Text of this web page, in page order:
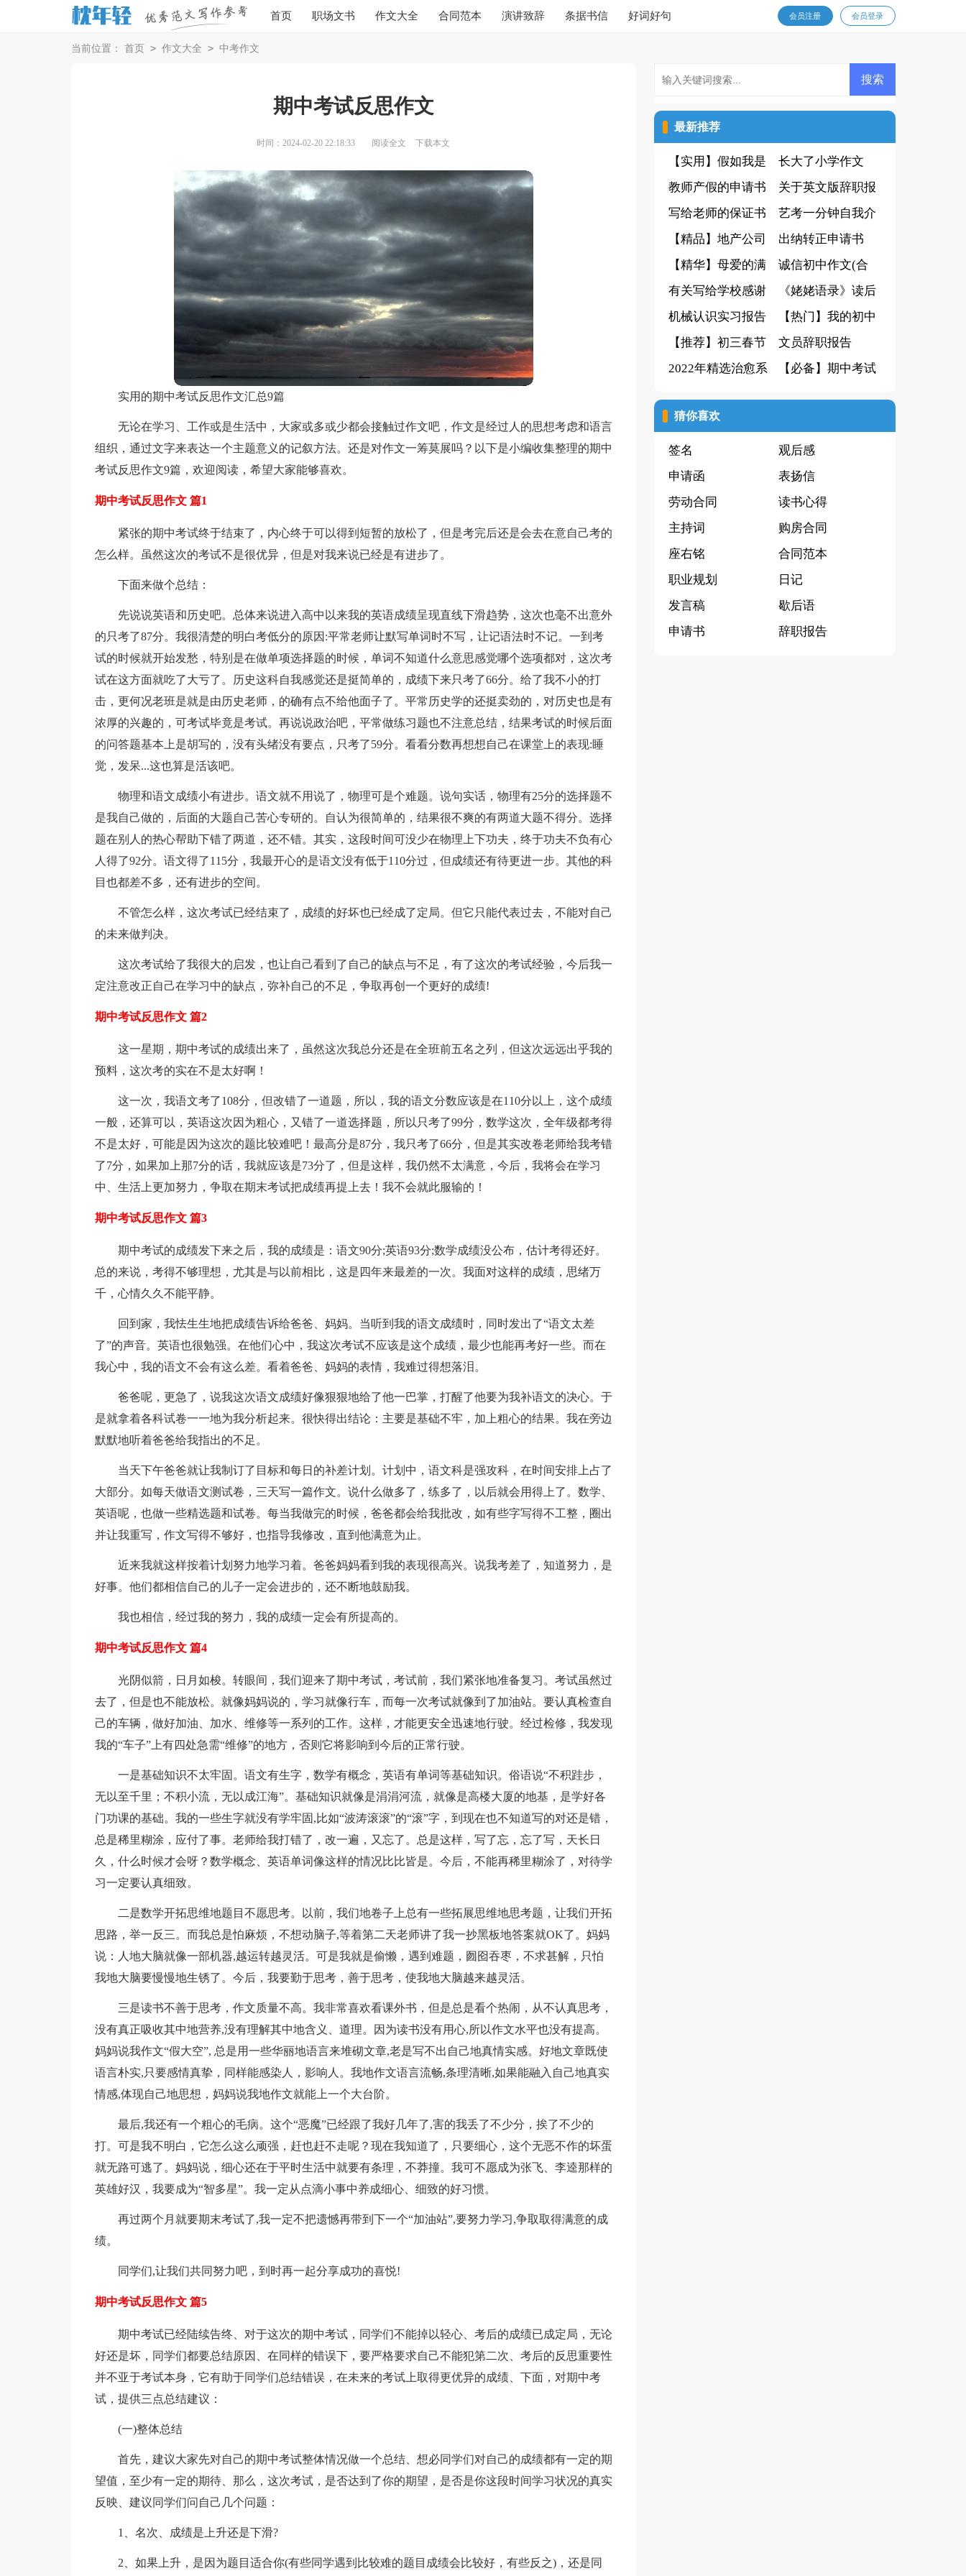
首页 职场文书 作文大全 合同范本 演讲致辞 条据书信 好词好句 会员登录
会员注册
当前位置： 首页 > 作文大全 > 中考作文
期中考试反思作文
时间：2024-02-20 22:18:33 阅读全文 下载本文
实用的期中考试反思作文汇总9篇
无论在学习、工作或是生活中，大家或多或少都会接触过作文吧，作文是经过人的思想考虑和语言
组织，通过文字来表达一个主题意义的记叙方法。还是对作文一筹莫展吗？以下是小编收集整理的期中
考试反思作文9篇，欢迎阅读，希望大家能够喜欢。
期中考试反思作文 篇1
紧张的期中考试终于结束了，内心终于可以得到短暂的放松了，但是考完后还是会去在意自己考的
怎么样。虽然这次的考试不是很优异，但是对我来说已经是有进步了。
下面来做个总结：
先说说英语和历史吧。总体来说进入高中以来我的英语成绩呈现直线下滑趋势，这次也毫不出意外
的只考了87分。我很清楚的明白考低分的原因:平常老师让默写单词时不写，让记语法时不记。一到考
试的时候就开始发愁，特别是在做单项选择题的时候，单词不知道什么意思感觉哪个选项都对，这次考
试在这方面就吃了大亏了。历史这科自我感觉还是挺简单的，成绩下来只考了66分。给了我不小的打
击，更何况老班是就是由历史老师，的确有点不给他面子了。平常历史学的还挺卖劲的，对历史也是有
浓厚的兴趣的，可考试毕竟是考试。再说说政治吧，平常做练习题也不注意总结，结果考试的时候后面
的问答题基本上是胡写的，没有头绪没有要点，只考了59分。看看分数再想想自己在课堂上的表现:睡
觉，发呆...这也算是活该吧。
物理和语文成绩小有进步。语文就不用说了，物理可是个难题。说句实话，物理有25分的选择题不
是我自己做的，后面的大题自己苦心专研的。自认为很简单的，结果很不爽的有两道大题不得分。选择
题在别人的热心帮助下错了两道，还不错。其实，这段时间可没少在物理上下功夫，终于功夫不负有心
人得了92分。语文得了115分，我最开心的是语文没有低于110分过，但成绩还有待更进一步。其他的科
目也都差不多，还有进步的空间。
不管怎么样，这次考试已经结束了，成绩的好坏也已经成了定局。但它只能代表过去，不能对自己
的未来做判决。
这次考试给了我很大的启发，也让自己看到了自己的缺点与不足，有了这次的考试经验，今后我一
定注意改正自己在学习中的缺点，弥补自己的不足，争取再创一个更好的成绩!
期中考试反思作文 篇2
这一星期，期中考试的成绩出来了，虽然这次我总分还是在全班前五名之列，但这次远远出乎我的
预料，这次考的实在不是太好啊！
这一次，我语文考了108分，但改错了一道题，所以，我的语文分数应该是在110分以上，这个成绩
一般，还算可以，英语这次因为粗心，又错了一道选择题，所以只考了99分，数学这次，全年级都考得
不是太好，可能是因为这次的题比较难吧！最高分是87分，我只考了66分，但是其实改卷老师给我考错
了7分，如果加上那7分的话，我就应该是73分了，但是这样，我仍然不太满意，今后，我将会在学习
中、生活上更加努力，争取在期末考试把成绩再提上去！我不会就此服输的！
期中考试反思作文 篇3
期中考试的成绩发下来之后，我的成绩是：语文90分;英语93分;数学成绩没公布，估计考得还好。
总的来说，考得不够理想，尤其是与以前相比，这是四年来最差的一次。我面对这样的成绩，思绪万
千，心情久久不能平静。
回到家，我怯生生地把成绩告诉给爸爸、妈妈。当听到我的语文成绩时，同时发出了“语文太差
了”的声音。英语也很勉强。在他们心中，我这次考试不应该是这个成绩，最少也能再考好一些。而在
我心中，我的语文不会有这么差。看着爸爸、妈妈的表情，我难过得想落泪。
爸爸呢，更急了，说我这次语文成绩好像狠狠地给了他一巴掌，打醒了他要为我补语文的决心。于
是就拿着各科试卷一一地为我分析起来。很快得出结论：主要是基础不牢，加上粗心的结果。我在旁边
默默地听着爸爸给我指出的不足。
当天下午爸爸就让我制订了目标和每日的补差计划。计划中，语文科是强攻科，在时间安排上占了
大部分。如每天做语文测试卷，三天写一篇作文。说什么做多了，练多了，以后就会用得上了。数学、
英语呢，也做一些精选题和试卷。每当我做完的时候，爸爸都会给我批改，如有些字写得不工整，圈出
并让我重写，作文写得不够好，也指导我修改，直到他满意为止。
近来我就这样按着计划努力地学习着。爸爸妈妈看到我的表现很高兴。说我考差了，知道努力，是
好事。他们都相信自己的儿子一定会进步的，还不断地鼓励我。
我也相信，经过我的努力，我的成绩一定会有所提高的。
期中考试反思作文 篇4
光阴似箭，日月如梭。转眼间，我们迎来了期中考试，考试前，我们紧张地准备复习。考试虽然过
去了，但是也不能放松。就像妈妈说的，学习就像行车，而每一次考试就像到了加油站。要认真检查自
己的车辆，做好加油、加水、维修等一系列的工作。这样，才能更安全迅速地行驶。经过检修，我发现
我的“车子”上有四处急需“维修”的地方，否则它将影响到今后的正常行驶。
一是基础知识不太牢固。语文有生字，数学有概念，英语有单词等基础知识。俗语说“不积跬步，
无以至千里；不积小流，无以成江海”。基础知识就像是涓涓河流，就像是高楼大厦的地基，是学好各
门功课的基础。我的一些生字就没有学牢固,比如“波涛滚滚”的“滚”字，到现在也不知道写的对还是错，
总是稀里糊涂，应付了事。老师给我打错了，改一遍，又忘了。总是这样，写了忘，忘了写，天长日
久，什么时候才会呀？数学概念、英语单词像这样的情况比比皆是。今后，不能再稀里糊涂了，对待学
习一定要认真细致。
二是数学开拓思维地题目不愿思考。以前，我们地卷子上总有一些拓展思维地思考题，让我们开拓
思路，举一反三。而我总是怕麻烦，不想动脑子,等着第二天老师讲了我一抄黑板地答案就OK了。妈妈
说：人地大脑就像一部机器,越运转越灵活。可是我就是偷懒，遇到难题，囫囵吞枣，不求甚解，只怕
我地大脑要慢慢地生锈了。今后，我要勤于思考，善于思考，使我地大脑越来越灵活。
三是读书不善于思考，作文质量不高。我非常喜欢看课外书，但是总是看个热闹，从不认真思考，
没有真正吸收其中地营养,没有理解其中地含义、道理。因为读书没有用心,所以作文水平也没有提高。
妈妈说我作文“假大空”, 总是用一些华丽地语言来堆砌文章,老是写不出自己地真情实感。好地文章既使
语言朴实,只要感情真挚，同样能感染人，影响人。我地作文语言流畅,条理清晰,如果能融入自己地真实
情感,体现自己地思想，妈妈说我地作文就能上一个大台阶。
最后,我还有一个粗心的毛病。这个“恶魔”已经跟了我好几年了,害的我丢了不少分，挨了不少的
打。可是我不明白，它怎么这么顽强，赶也赶不走呢？现在我知道了，只要细心，这个无恶不作的坏蛋
就无路可逃了。妈妈说，细心还在于平时生活中就要有条理，不莽撞。我可不愿成为张飞、李逵那样的
英雄好汉，我要成为“智多星”。我一定从点滴小事中养成细心、细致的好习惯。
再过两个月就要期末考试了,我一定不把遗憾再带到下一个“加油站”,要努力学习,争取取得满意的成
绩。
同学们,让我们共同努力吧，到时再一起分享成功的喜悦!
期中考试反思作文 篇5
期中考试已经陆续告终、对于这次的期中考试，同学们不能掉以轻心、考后的成绩已成定局，无论
好还是坏，同学们都要总结原因、在同样的错误下，要严格要求自己不能犯第二次、考后的反思重要性
并不亚于考试本身，它有助于同学们总结错误，在未来的考试上取得更优异的成绩、下面，对期中考
试，提供三点总结建议：
(一)整体总结
首先，建议大家先对自己的期中考试整体情况做一个总结、想必同学们对自己的成绩都有一定的期
望值，至少有一定的期待、那么，这次考试，是否达到了你的期望，是否是你这段时间学习状况的真实
反映、建议同学们问自己几个问题：
1、名次、成绩是上升还是下滑?
2、如果上升，是因为题目适合你(有些同学遇到比较难的题目成绩会比较好，有些反之)，还是同
最新推荐
【实用】假如我是
四年级作文八篇
长大了小学作文
教师产假的申请书
关于英文版辞职报
告4篇
写给老师的保证书
15篇
艺考一分钟自我介
绍
【精品】地产公司
实习报告4篇
出纳转正申请书
(15篇)
【精华】母爱的满
分作文5篇
诚信初中作文(合
集15篇)
有关写给学校感谢
信3篇
《姥姥语录》读后
感5篇
机械认识实习报告
合集六篇
【热门】我的初中
生活作文汇总六篇
【推荐】初三春节
作文合集六篇
文员辞职报告
2022年精选治愈系
55条
【必备】期中考试
猜你喜欢
签名
观后感
申请函
表扬信
劳动合同
读书心得
主持词
购房合同
座右铭
合同范本
职业规划
日记
发言稿
歇后语
申请书
辞职报告